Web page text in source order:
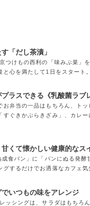
「だし茶漬」
つけもの西利の「味みぶ菜」
と心を満たして1日をスタート。
ラスできる《乳酸菌ラブ
弁当の一品はもちろん、トッ
すぐきかぶらきざみ」、カレー
くて懐かしい健康的なス
食パン」に「パンにぬる発酵
グするだけでお洒落なカフェ気
いつもの味をアレンジ
ッシングは、サラダはもちろ